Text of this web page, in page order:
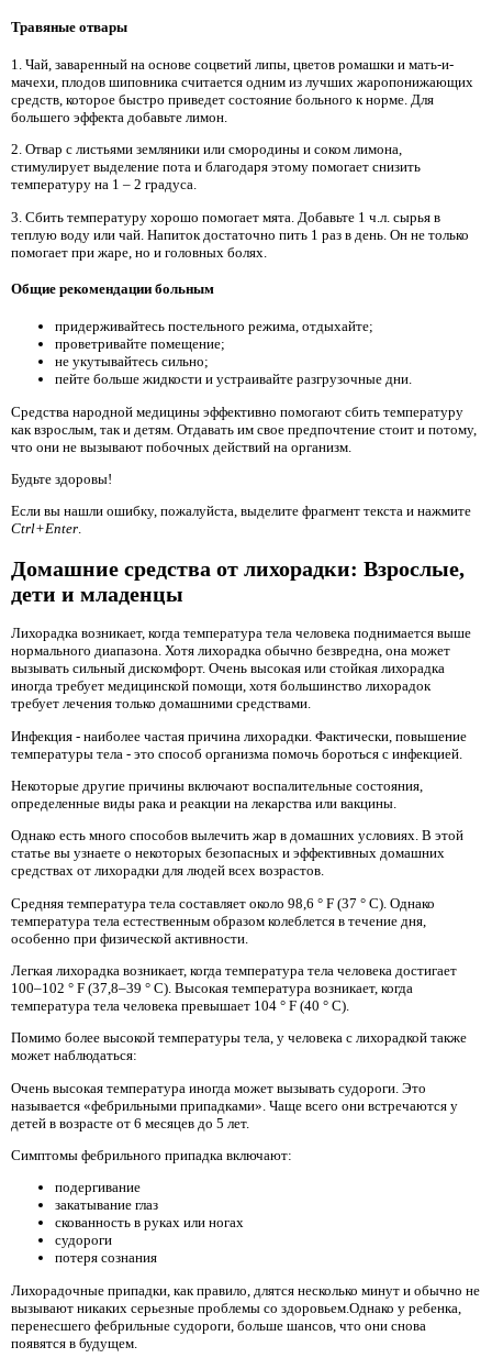
Травяные отвары
1. Чай, заваренный на основе соцветий липы, цветов ромашки и мать-и-
мачехи, плодов шиповника считается одним из лучших жаропонижающих
средств, которое быстро приведет состояние больного к норме. Для
большего эффекта добавьте лимон.
2. Отвар с листьями земляники или смородины и соком лимона,
стимулирует выделение пота и благодаря этому помогает снизить
температуру на 1 – 2 градуса.
3. Сбить температуру хорошо помогает мята. Добавьте 1 ч.л. сырья в
теплую воду или чай. Напиток достаточно пить 1 раз в день. Он не только
помогает при жаре, но и головных болях.
Общие рекомендации больным
придерживайтесь постельного режима, отдыхайте;
проветривайте помещение;
не укутывайтесь сильно;
пейте больше жидкости и устраивайте разгрузочные дни.
Средства народной медицины эффективно помогают сбить температуру
как взрослым, так и детям. Отдавать им свое предпочтение стоит и потому,
что они не вызывают побочных действий на организм.
Будьте здоровы!
Если вы нашли ошибку, пожалуйста, выделите фрагмент текста и нажмите
Ctrl+Enter.
Домашние средства от лихорадки: Взрослые,
дети и младенцы
Лихорадка возникает, когда температура тела человека поднимается выше
нормального диапазона. Хотя лихорадка обычно безвредна, она может
вызывать сильный дискомфорт. Очень высокая или стойкая лихорадка
иногда требует медицинской помощи, хотя большинство лихорадок
требует лечения только домашними средствами.
Инфекция - наиболее частая причина лихорадки. Фактически, повышение
температуры тела - это способ организма помочь бороться с инфекцией.
Некоторые другие причины включают воспалительные состояния,
определенные виды рака и реакции на лекарства или вакцины.
Однако есть много способов вылечить жар в домашних условиях. В этой
статье вы узнаете о некоторых безопасных и эффективных домашних
средствах от лихорадки для людей всех возрастов.
Средняя температура тела составляет около 98,6 ° F (37 ° C). Однако
температура тела естественным образом колеблется в течение дня,
особенно при физической активности.
Легкая лихорадка возникает, когда температура тела человека достигает
100–102 ° F (37,8–39 ° C). Высокая температура возникает, когда
температура тела человека превышает 104 ° F (40 ° C).
Помимо более высокой температуры тела, у человека с лихорадкой также
может наблюдаться:
Очень высокая температура иногда может вызывать судороги. Это
называется «фебрильными припадками». Чаще всего они встречаются у
детей в возрасте от 6 месяцев до 5 лет.
Симптомы фебрильного припадка включают:
подергивание
закатывание глаз
скованность в руках или ногах
судороги
потеря сознания
Лихорадочные припадки, как правило, длятся несколько минут и обычно не
вызывают никаких серьезные проблемы со здоровьем.Однако у ребенка,
перенесшего фебрильные судороги, больше шансов, что они снова
появятся в будущем.